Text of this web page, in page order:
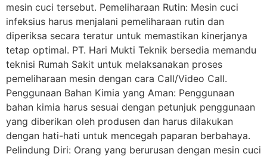
mesin cuci tersebut. Pemeliharaan Rutin: Mesin cuci
infeksius harus menjalani pemeliharaan rutin dan
diperiksa secara teratur untuk memastikan kinerjanya
tetap optimal. PT. Hari Mukti Teknik bersedia memandu
teknisi Rumah Sakit untuk melaksanakan proses
pemeliharaan mesin dengan cara Call/Video Call.
Penggunaan Bahan Kimia yang Aman: Penggunaan
bahan kimia harus sesuai dengan petunjuk penggunaan
yang diberikan oleh produsen dan harus dilakukan
dengan hati-hati untuk mencegah paparan berbahaya.
Pelindung Diri: Orang yang berurusan dengan mesin cuci